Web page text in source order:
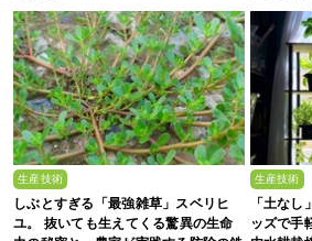
生産技術
しぶとすぎる「最強雑草」スベリヒ
ユ。 抜いても生えてくる驚異の生命
生産技術
「土な
ッズで手